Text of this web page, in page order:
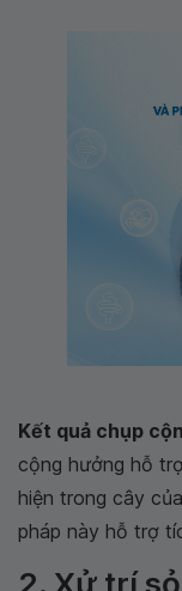
Kết quả chụp
cộng hưởng hỗ
hiện trong cây
pháp này hỗ trợ
2. Xử trí